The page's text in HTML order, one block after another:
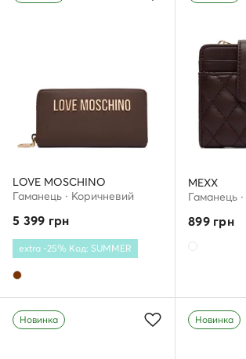
LOVE MOSCHINO
Гаманець · Коричневий
5 399 грн
extra -25% Код: SUMMER
MEXX
899грн
Новинка Новинка